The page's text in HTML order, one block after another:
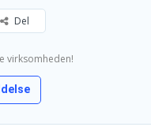
Del
virksomheden!